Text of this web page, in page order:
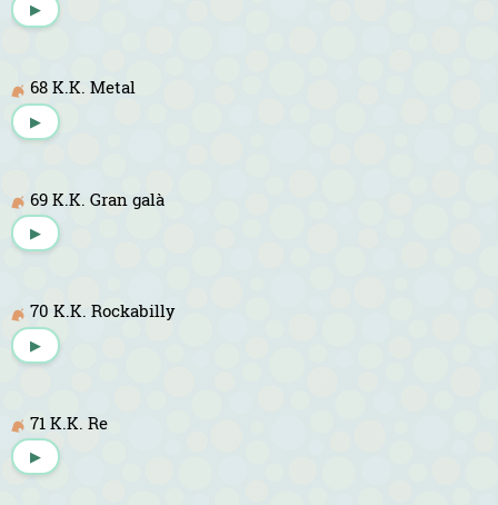
▶
68 K.K. Metal
▶
69 K.K. Gran galà
▶
70 K.K. Rockabilly
▶
71 K.K. Re
▶